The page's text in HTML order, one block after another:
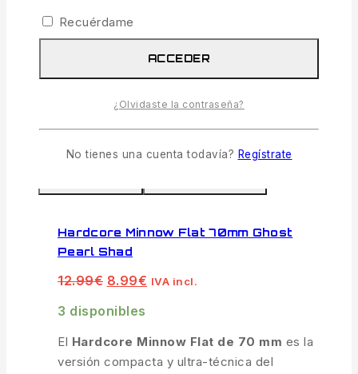
holográficas hiperrealistas y anzuelos
triples japoneses de afilado químico.
productos
Hardcore Minnow Flat 70mm Ghost
Pearl Shad
12.99€ El
precio
original
12.99€.
8.99€ El
precio
8.99€.
IVA incl.
3 disponibles
El Hardcore Minnow Flat de 70 mm es la
versión compacta y ultra-técnica del
Recuérdame
ACCEDER
¿Olvidaste la contraseña?
No tienes una cuenta todavía? Regístrate